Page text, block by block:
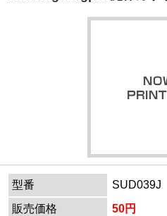
型番
SUD039J
販売価格
50円